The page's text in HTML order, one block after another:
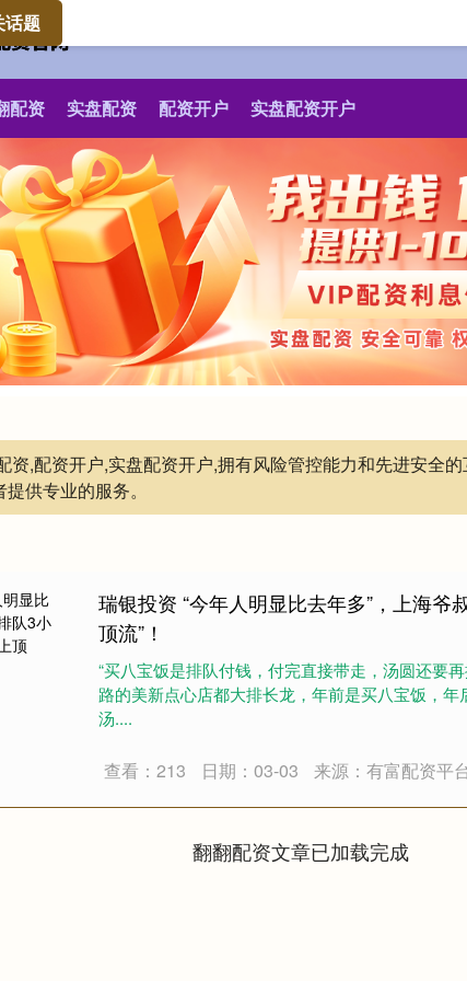
配资 实盘配资 配资开户 实盘配资开户
资,配资开户,实盘配资开户,拥有风险管控能力和先进安全
供专业的服务。
话题
瑞银投资 “今年人明显比去年多”，上海爷
顶流”！
“买八宝饭是排队付钱，付完直接带走，汤圆还要
路的美新点心店都大排长龙，年前是买八宝饭，
汤....
查看：213 日期：03-03 来源：有富配资平
翻翻配资文章已加载完成